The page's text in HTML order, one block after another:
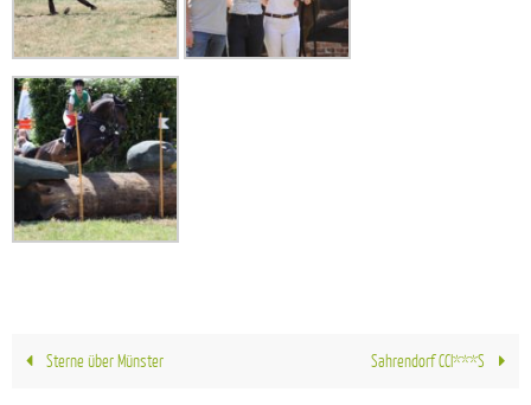
Sterne über Münster Sahrendorf CCI***S